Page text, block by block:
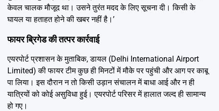
केवल चालक मौजूद था। उसने तुरंत मदद के लिए सूचना दी। किसी के
घायल या हताहत होने की खबर नहीं है।’
फायर ब्रिगेड की तत्पर कार्रवाई
एयरपोर्ट प्रशासन के मुताबिक, डायल (Delhi International Airport
Limited) की फायर टीम कुछ ही मिनटों में मौके पर पहुंची और आग पर काबू
पा लिया। इस दौरान न तो किसी उड़ान संचालन में बाधा आई और न ही
यात्रियों को कोई असुविधा हुई। एयरपोर्ट परिसर में हालात जल्द ही सामान्य
हो गए।